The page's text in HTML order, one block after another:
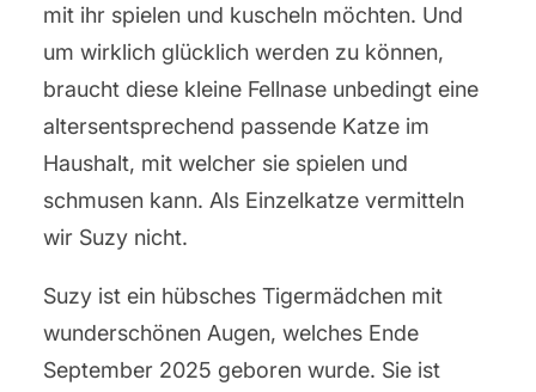
mit ihr spielen und kuscheln möchten. Und
um wirklich glücklich werden zu können,
braucht diese kleine Fellnase unbedingt eine
altersentsprechend passende Katze im
Haushalt, mit welcher sie spielen und
schmusen kann. Als Einzelkatze vermitteln
wir Suzy nicht.
Suzy ist ein hübsches Tigermädchen mit
wunderschönen Augen, welches Ende
September 2025 geboren wurde. Sie ist